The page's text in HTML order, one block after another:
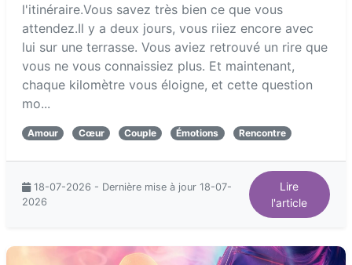
l'itinéraire.Vous savez très bien ce que vous
attendez.Il y a deux jours, vous riiez encore avec
lui sur une terrasse. Vous aviez retrouvé un rire que
vous ne vous connaissiez plus. Et maintenant,
chaque kilomètre vous éloigne, et cette question
mo...
Amour Cœur Couple Émotions Rencontre
18-07-2026 - Dernière mise à jour 18-07-
2026
Lire
l'article